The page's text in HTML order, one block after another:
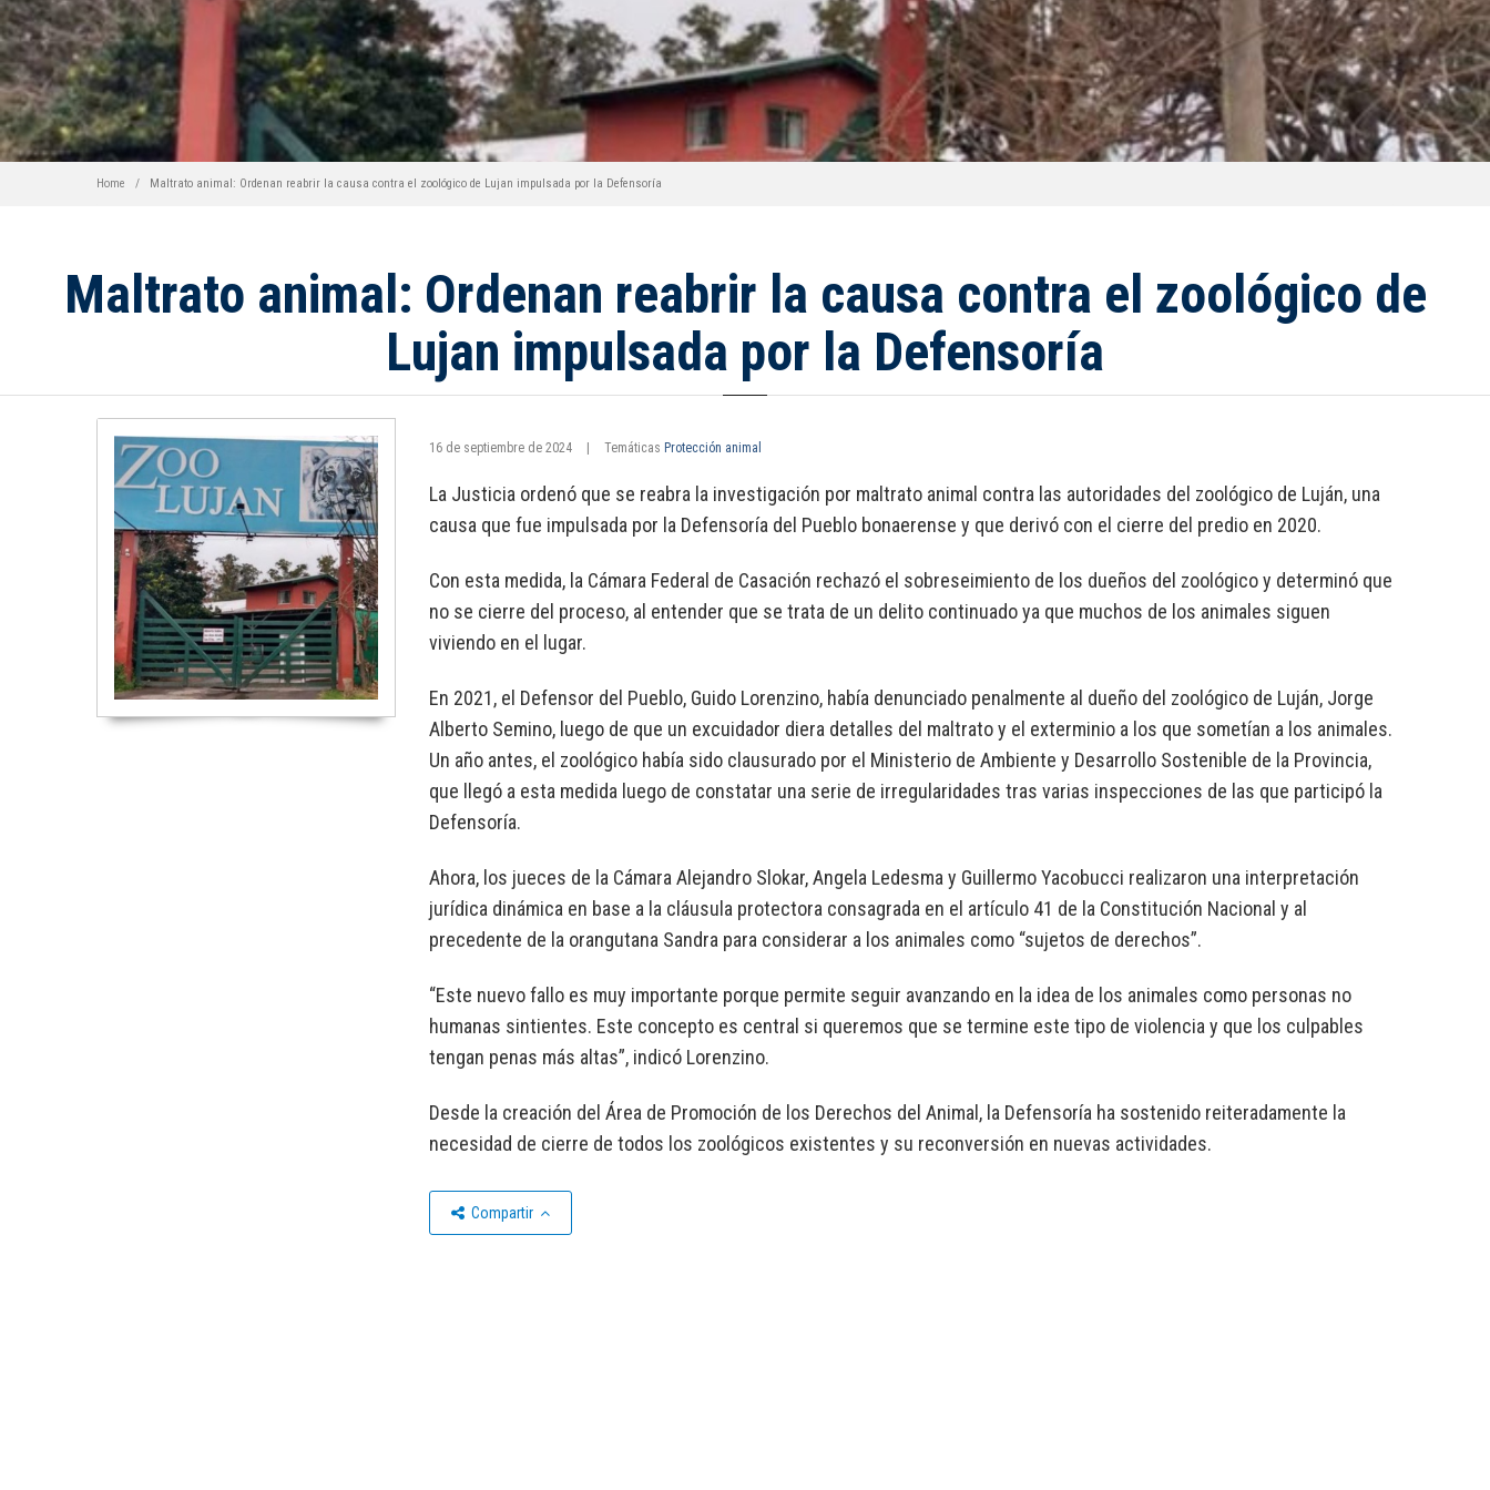
Home Maltrato animal: Ordenan reabrir la causa contra el zoológico de Lujan impulsada por la Defensoría
Maltrato animal: Ordenan reabrir la causa contra el zoológico de
Lujan impulsada por la Defensoría
16 de septiembre de 2024 Temáticas Protección animal
La Justicia ordenó que se reabra la investigación por maltrato animal contra las autoridades del zoológico de Luján, una
causa que fue impulsada por la Defensoría del Pueblo bonaerense y que derivó con el cierre del predio en 2020.
Con esta medida, la Cámara Federal de Casación rechazó el sobreseimiento de los dueños del zoológico y determinó que
no se cierre del proceso, al entender que se trata de un delito continuado ya que muchos de los animales siguen
viviendo en el lugar.
En 2021, el Defensor del Pueblo, Guido Lorenzino, había denunciado penalmente al dueño del zoológico de Luján, Jorge
Alberto Semino, luego de que un excuidador diera detalles del maltrato y el exterminio a los que sometían a los animales.
Un año antes, el zoológico había sido clausurado por el Ministerio de Ambiente y Desarrollo Sostenible de la Provincia,
que llegó a esta medida luego de constatar una serie de irregularidades tras varias inspecciones de las que participó la
Defensoría.
Ahora, los jueces de la Cámara Alejandro Slokar, Angela Ledesma y Guillermo Yacobucci realizaron una interpretación
jurídica dinámica en base a la cláusula protectora consagrada en el artículo 41 de la Constitución Nacional y al
precedente de la orangutana Sandra para considerar a los animales como “sujetos de derechos”.
“Este nuevo fallo es muy importante porque permite seguir avanzando en la idea de los animales como personas no
humanas sintientes. Este concepto es central si queremos que se termine este tipo de violencia y que los culpables
tengan penas más altas”, indicó Lorenzino.
Desde la creación del Área de Promoción de los Derechos del Animal, la Defensoría ha sostenido reiteradamente la
necesidad de cierre de todos los zoológicos existentes y su reconversión en nuevas actividades.
Compartir